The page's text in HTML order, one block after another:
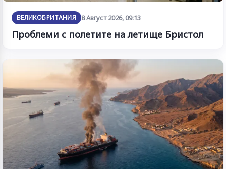
ВЕЛИКОБРИТАНИЯ 8 Август 2026, 09:13
Проблеми с полетите на летище Бристол